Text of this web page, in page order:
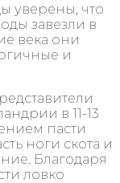
уверены, что
завезли в
века они
и
в 11-13
пасти
ноги скота и
Благодаря
ловко